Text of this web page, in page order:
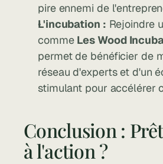
pire ennemi de
L'incubation : Rejoindre
comme Les Wood
permet de bénéficier de
réseau d'experts et d'un
stimulant pour accélérer
Conclusion :
à l'action ?